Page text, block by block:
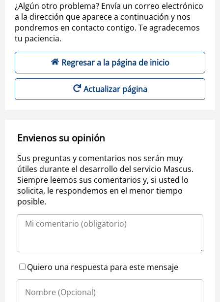
¿Algún otro problema? Envía un correo electrónico
a la dirección que aparece a continuación y nos
pondremos en contacto contigo. Te agradecemos
tu paciencia.
Regresar a la página de inicio
Actualizar página
Envienos su opinión
Sus preguntas y comentarios nos serán muy
útiles durante el desarrollo del servicio Mascus.
Siempre leemos sus comentarios y, si usted lo
solicita, le respondemos en el menor tiempo
posible.
Quiero una respuesta para este mensaje